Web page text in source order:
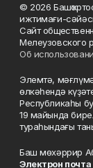
© 2026
ижтимағи-
Сайт
Мелеузовского
Об
Элемтә,
өлкәһендә
Республикаһы
19 майында
тураһындағы
Баш мөхәррир
Электрон почта